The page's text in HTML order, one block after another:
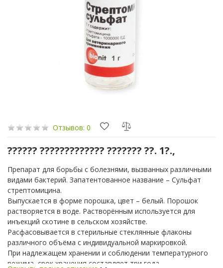
Отзывов: 0
?????? ????????????? ??????? ??. 1?.,
Препарат для борьбы с болезнями, вызванных различными
видами бактерий. Запатентованное название – Сульфат
стрептомицина.
Выпускается в форме порошка, цвет – белый. Порошок
растворяется в воде. Растворённым используется для
инъекций скотине в сельском хозяйстве.
Расфасовывается в стерильные стеклянные флаконы
различного объёма с индивидуальной маркировкой.
При надлежащем хранении и соблюдении температурного
режима, срок хранения составляет три года.